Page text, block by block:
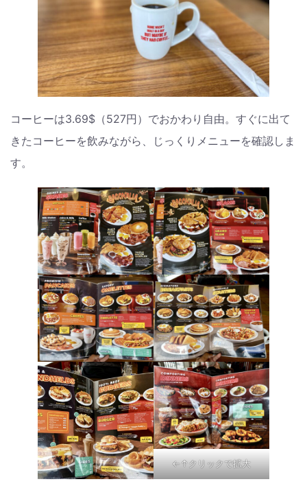
コーヒーは3.69$（527円）でおかわり自由。すぐに出て
きたコーヒーを飲みながら、じっくりメニューを確認しま
す。
←↑クリックで拡大